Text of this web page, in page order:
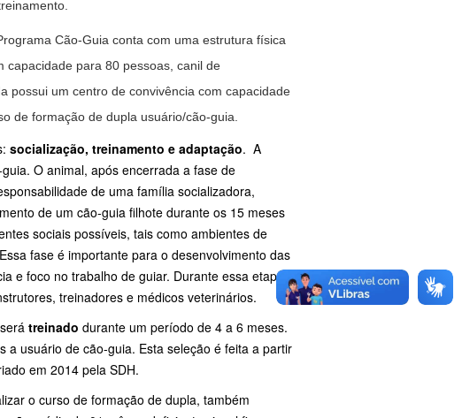
Cão-Guia conta com uma estrutura física
capacidade para 80 pessoas, canil de
possui um centro de convivência com capacidade
de formação de dupla usuário/cão-guia.
socialização, treinamento e adaptação. A
O animal, após encerrada a fase de
de uma família socializadora,
de um cão-guia filhote durante os 15 meses
sociais possíveis, tais como ambientes de
fase é importante para o desenvolvimento das
e foco no trabalho de guiar. Durante essa etapa
treinadores e médicos veterinários.
treinado durante um período de 4 a 6 meses.
a usuário de cão-guia. Esta seleção é feita a partir
em 2014 pela SDH.
o curso de formação de dupla, também